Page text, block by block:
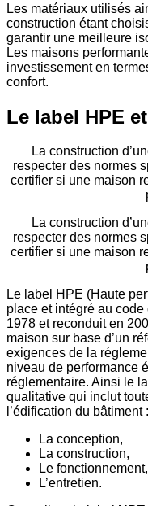
Les matériaux utilisés
construction étant
garantir une meilleure
Les maisons
investissement en
confort.
Le label HPE
La construction
respecter des normes
certifier si une maison
La construction
respecter des normes
certifier si une maison
Le label HPE (Haute
place et intégré au code
1978 et reconduit en
maison sur base d’un
exigences de la
niveau de performance
réglementaire. Ainsi le
qualitative qui inclut
l’édification du bâtiment :
La conception,
La construction,
Le fonctionnement,
L’entretien.